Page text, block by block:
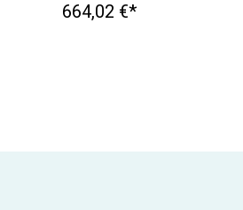
664,02 €*